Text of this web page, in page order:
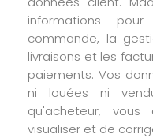
informations
commande, la
livraisons et les
paiements. Vos
ni louées ni
qu'acheteur,
visualiser et de